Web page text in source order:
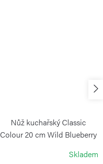
Nůž kuchařský Classic
Colour 20 cm Wild Blueberry
Skladem